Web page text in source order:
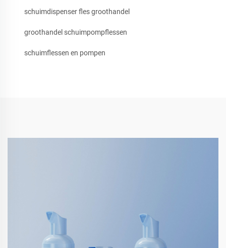
schuimdispenser fles groothandel
groothandel schuimpompflessen
schuimflessen en pompen